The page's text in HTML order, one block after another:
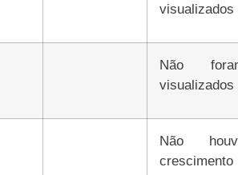
visualizados
Não foram
visualizados
Não houve
crescimento